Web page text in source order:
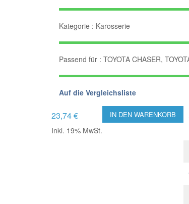
Kategorie : Karosserie
Passend für : TOYOTA CHASER,
Auf die Vergleichsliste
23,74 €
Inkl. 19% MwSt.
IN DEN WARENKORB